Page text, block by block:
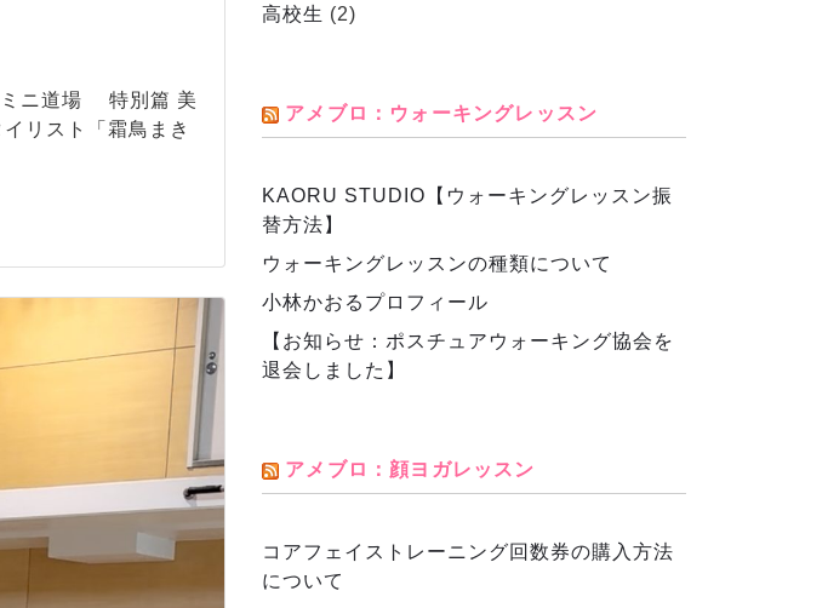
ミニ道場 特別篇 美
リスト「霜鳥まき
高校生 (2)
アメブロ：ウォーキングレッスン
KAORU STUDIO【ウォーキングレッスン振
替方法】
ウォーキングレッスンの種類について
小林かおるプロフィール
【お知らせ：ポスチュアウォーキング協会を
退会しました】
アメブロ：顔ヨガレッスン
コアフェイストレーニング回数券の購入方法
について